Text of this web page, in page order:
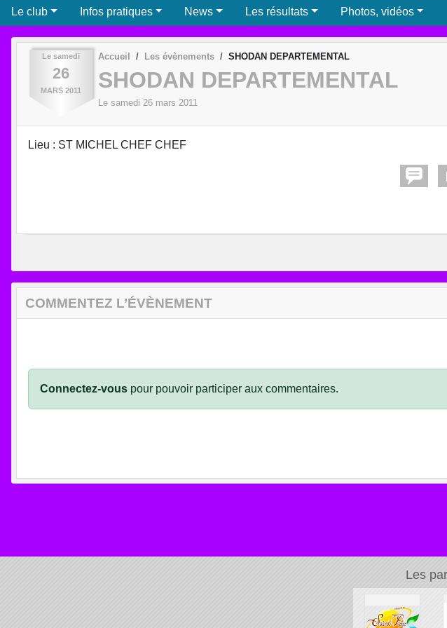
Le club Infos pratiques News Les résultats Photos, vidéos
Le samedi
26
MARS 2011
Accueil Les évènements SHODAN DEPARTEMENTAL
SHODAN DEPARTEMENTAL
Le samedi 26 mars 2011
Lieu : ST MICHEL CHEF CHEF
COMMENTEZ L’ÉVÈNEMENT
Connectez-vous pour pouvoir participer aux commentaires.
Les